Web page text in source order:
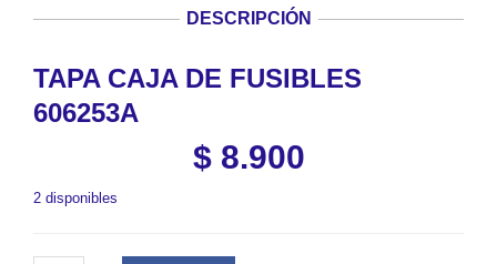
DESCRIPCIÓN
TAPA CAJA DE FUSIBLES
606253A
$8.900
2 disponibles